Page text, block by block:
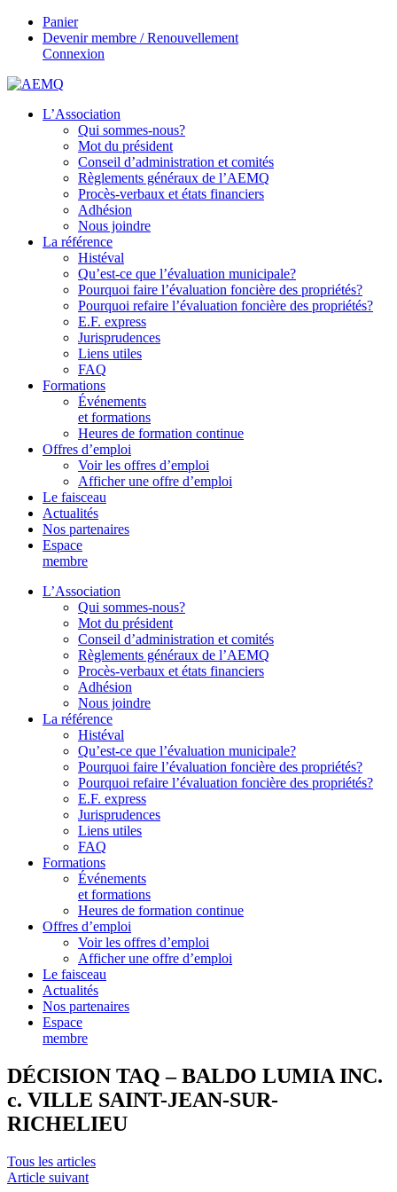
Panier
Devenir membre / Renouvellement
Connexion
L’Association
Qui sommes-nous?
Mot du président
Conseil d’administration et comités
Règlements généraux de l’AEMQ
Procès-verbaux et états financiers
Adhésion
Nous joindre
La référence
Histéval
Qu’est-ce que l’évaluation municipale?
Pourquoi faire l’évaluation foncière des propriétés?
Pourquoi refaire l’évaluation foncière des propriétés?
E.F. express
Jurisprudences
Liens utiles
FAQ
Formations
Événements
et formations
Heures de formation continue
Offres d’emploi
Voir les offres d’emploi
Afficher une offre d’emploi
Le faisceau
Actualités
Nos partenaires
Espace
membre
L’Association
Qui sommes-nous?
Mot du président
Conseil d’administration et comités
Règlements généraux de l’AEMQ
Procès-verbaux et états financiers
Adhésion
Nous joindre
La référence
Histéval
Qu’est-ce que l’évaluation municipale?
Pourquoi faire l’évaluation foncière des propriétés?
Pourquoi refaire l’évaluation foncière des propriétés?
E.F. express
Jurisprudences
Liens utiles
FAQ
Formations
Événements
et formations
Heures de formation continue
Offres d’emploi
Voir les offres d’emploi
Afficher une offre d’emploi
Le faisceau
Actualités
Nos partenaires
Espace
membre
DÉCISION TAQ – BALDO LUMIA INC.
c. VILLE SAINT-JEAN-SUR-
RICHELIEU
Tous les articles
Article suivant